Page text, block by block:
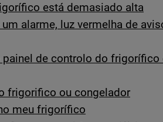
está demasiado alta
alarme, luz vermelha de
de controlo do
frigorifico ou congelador
meu frigorífico